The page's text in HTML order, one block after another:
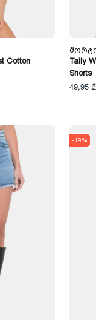
Cotton
Tally
Shorts
49,95 ₾
-19%